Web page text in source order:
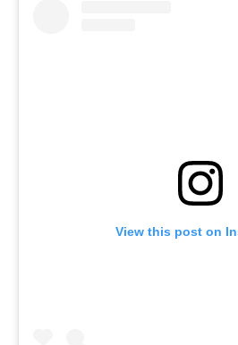
View this post on